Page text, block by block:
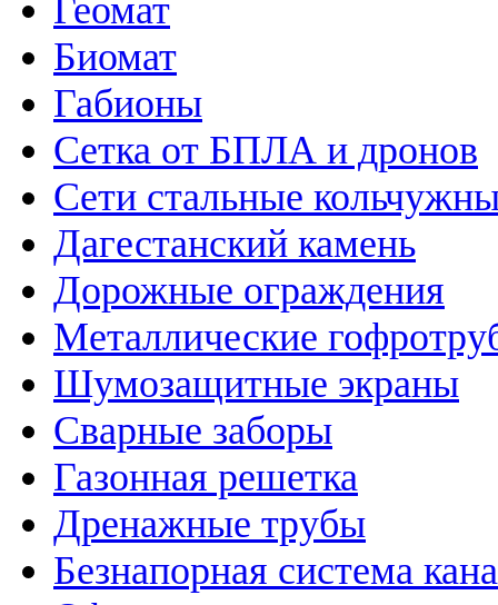
Геомат
Биомат
Габионы
Сетка от БПЛА и дронов
Сети стальные
Дагестанский камень
Дорожные ограждения
Металлические
Шумозащитные экраны
Сварные заборы
Газонная решетка
Дренажные трубы
Безнапорная система